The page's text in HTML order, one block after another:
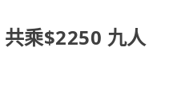
乘$2250 九人